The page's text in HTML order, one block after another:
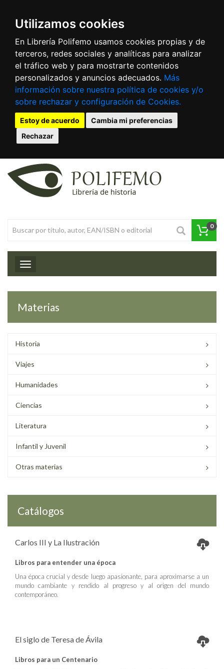
Utilizamos cookies
En Librería Polifemo usamos cookies propias y de
terceros, redes sociales y analíticas para analizar
el tráfico web y para mostrarte contenidos
personalizados y anuncios adecuados. Más
información sobre nuestra política de cookies y/o
sobre rechazar y configuración de Cookies.
Estoy de acuerdo
Cambia mi preferencias
Rechazar
0
Toggle navigation
Materias
Historia
Viajes
Humanidades
Ciencias
Literatura
Infantil y Juvenil
Otras materias
Catálogos
Carlos III y La Ilustración
Libros para entender una época
Una época crucial y desde luego apasionante, para aproximarse a un
mundo cambiante y rendido al progreso y al origen del mundo
contemporáneo.
El siglo de Teresa de Ávila
Libros para un Centenario